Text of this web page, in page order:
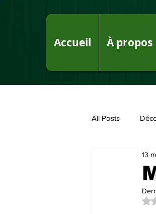
Accueil À propos
All Posts
Fake News
13